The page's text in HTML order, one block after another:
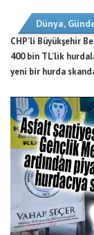
Dünya,
CHP’li Büyükşehir
400 bin TL’lik
yeni bir hurda